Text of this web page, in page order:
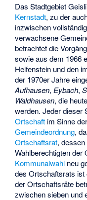
Das Stadtgebiet
Kernstadt, zu der
inzwischen
verwachsene
betrachtet die
sowie aus dem 1966
Helfenstein und den
der 1970er Jahre
Aufhausen, Eybach,
Waldhausen, die
werden. Jeder dieser
Ortschaft im Sinne
Gemeindeordnung,
Ortschaftsrat,
Wahlberechtigten der
Kommunalwahl neu
des Ortschaftsrats
der Ortschaftsräte
zwischen sieben und